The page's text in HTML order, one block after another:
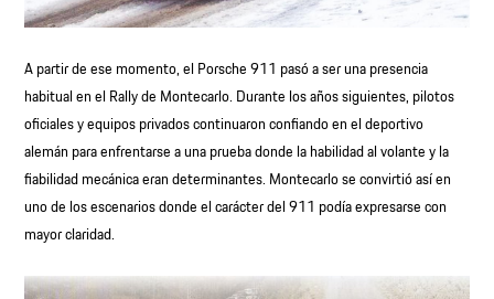
A partir de ese momento, el Porsche 911 pasó a ser una presencia
habitual en el Rally de Montecarlo. Durante los años siguientes, pilotos
oficiales y equipos privados continuaron confiando en el deportivo
alemán para enfrentarse a una prueba donde la habilidad al volante y la
fiabilidad mecánica eran determinantes. Montecarlo se convirtió así en
uno de los escenarios donde el carácter del 911 podía expresarse con
mayor claridad.